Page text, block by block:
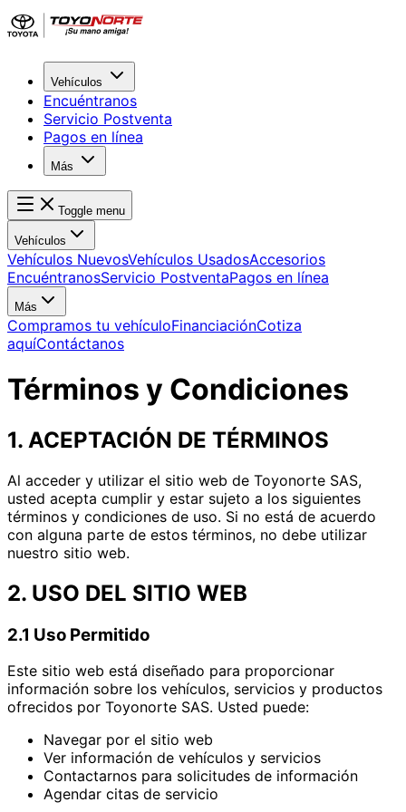
Vehículos
Encuéntranos
Servicio Postventa
Pagos en línea
Más
Toggle menu
Vehículos
Vehículos NuevosVehículos UsadosAccesorios
EncuéntranosServicio PostventaPagos en línea
Más
Compramos tu vehículoFinanciaciónCotiza
aquíContáctanos
Términos y Condiciones
1. ACEPTACIÓN DE TÉRMINOS
Al acceder y utilizar el sitio web de Toyonorte SAS,
usted acepta cumplir y estar sujeto a los siguientes
términos y condiciones de uso. Si no está de acuerdo
con alguna parte de estos términos, no debe utilizar
nuestro sitio web.
2. USO DEL SITIO WEB
2.1 Uso Permitido
Este sitio web está diseñado para proporcionar
información sobre los vehículos, servicios y productos
ofrecidos por Toyonorte SAS. Usted puede:
Navegar por el sitio web
Ver información de vehículos y servicios
Contactarnos para solicitudes de información
Agendar citas de servicio